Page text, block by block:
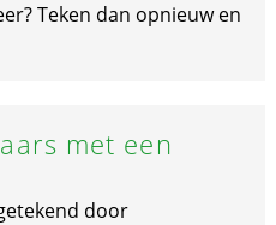
Teken dan opnieuw en
met een
door